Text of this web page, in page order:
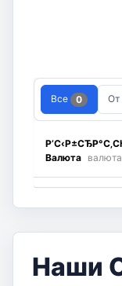
Все 0 От
Валюта
Наши